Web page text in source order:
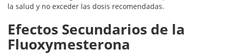
la salud y no exceder las dosis recomendadas.
Efectos Secundarios de la
Fluoxymesterona